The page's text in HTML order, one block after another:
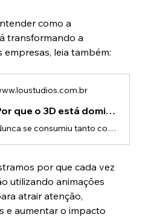
como a
transformando a
empresas, leia também:
Por que o 3D está dominando o conteúdo digital | Lou Studios
Nunca se consumiu tanto conteúdo quanto nos dias atuais. Redes sociais, e-commerces, sites, marketplaces, eventos online e plataformas de vídeo disputam a atenção do público a cada segundo. Nesse cenário, prender o olhar do consumidor tornou-se um dos maiores desafios das empresas.É justamente por isso que a animação 3D vem conquistando cada vez mais espaço. Muito além de um recurso visual impressionante, ela se tornou uma ferramenta estratégica para apresentar produtos, contar histórias e criar
por que cada vez
utilizando animações
atrair atenção,
e aumentar o impacto